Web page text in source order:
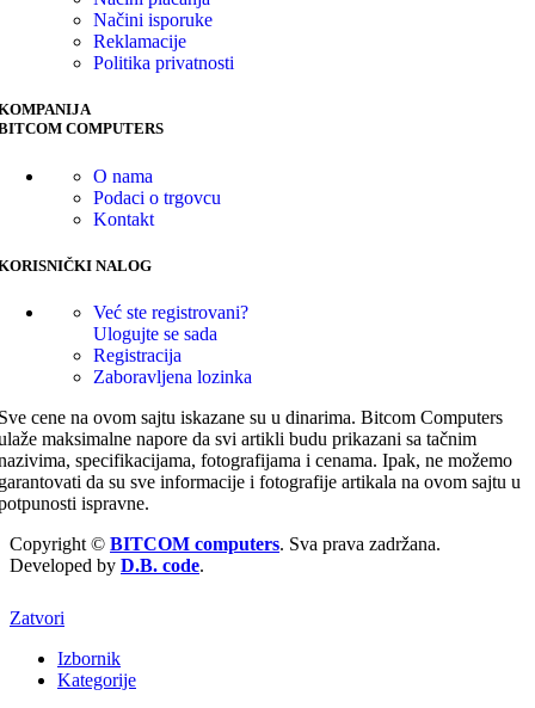
Načini isporuke
Reklamacije
Politika privatnosti
COMPUTERS
O nama
Podaci o trgovcu
Kontakt
NALOG
Već ste registrovani?
Ulogujte se sada
Registracija
Zaboravljena lozinka
cene na ovom sajtu iskazane su u dinarima. Bitcom Computers
maksimalne napore da svi artikli budu prikazani sa tačnim
specifikacijama, fotografijama i cenama. Ipak, ne možemo
da su sve informacije i fotografije artikala na ovom sajtu u
ispravne.
Copyright © BITCOM computers. Sva prava zadržana.
Developed by D.B. code.
Zatvori
Izbornik
Kategorije